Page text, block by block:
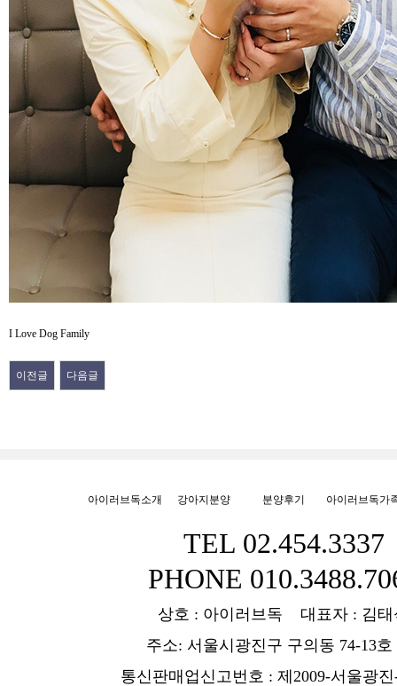
I Love Dog Family
이전글 다음글
아이러브독소개 강아지분양 분양후기 아이러브독가
TEL 02.454.3337
PHONE
상호 : 아이러브독 대표자 : 김태
주소: 서울시광진구 구의동 74-13호
통신판매업신고번호 : 제2009-서울광진